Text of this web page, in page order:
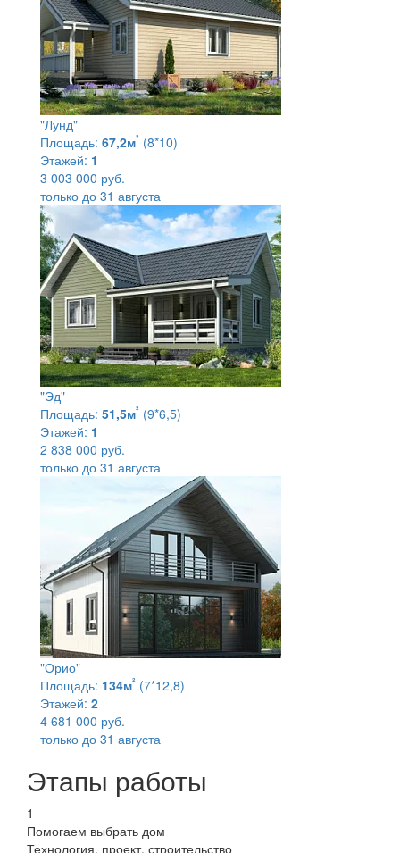
"Лунд"
Площадь: 67,2м² (8*10)
Этажей: 1
3 003 000 руб.
только до 31 августа
"Эд"
Площадь: 51,5м² (9*6,5)
Этажей: 1
2 838 000 руб.
только до 31 августа
"Орио"
Площадь: 134м² (7*12,8)
Этажей: 2
4 681 000 руб.
только до 31 августа
Этапы работы
1
Помогаем выбрать дом
Технология, проект, строительство